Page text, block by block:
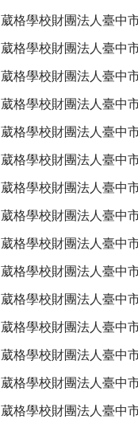
葳格學校財團法人臺中
葳格學校財團法人臺中
葳格學校財團法人臺中
葳格學校財團法人臺中
葳格學校財團法人臺中
葳格學校財團法人臺中
葳格學校財團法人臺中
葳格學校財團法人臺中
葳格學校財團法人臺中
葳格學校財團法人臺中
葳格學校財團法人臺中
葳格學校財團法人臺中
葳格學校財團法人臺中
葳格學校財團法人臺中
葳格學校財團法人臺中